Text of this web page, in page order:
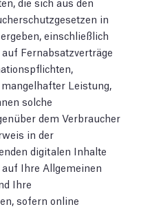
in
einschließlich
Fernabsatzverträge
Leistung,
solche
dem Verbraucher
in der
digitalen Inhalte
Ihre Allgemeinen
Ihre
sofern online